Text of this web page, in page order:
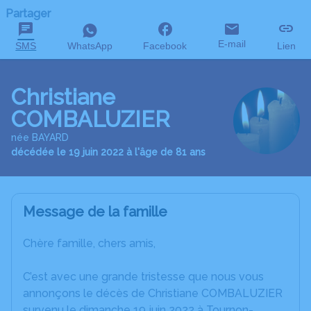
Partager
SMS WhatsApp Facebook E-mail Lien
Christiane
COMBALUZIER
née BAYARD
décédée le 19 juin 2022 à l'âge de 81 ans
Message de la famille
Chère famille, chers amis,
C’est avec une grande tristesse que nous vous
annonçons le décès de Christiane COMBALUZIER